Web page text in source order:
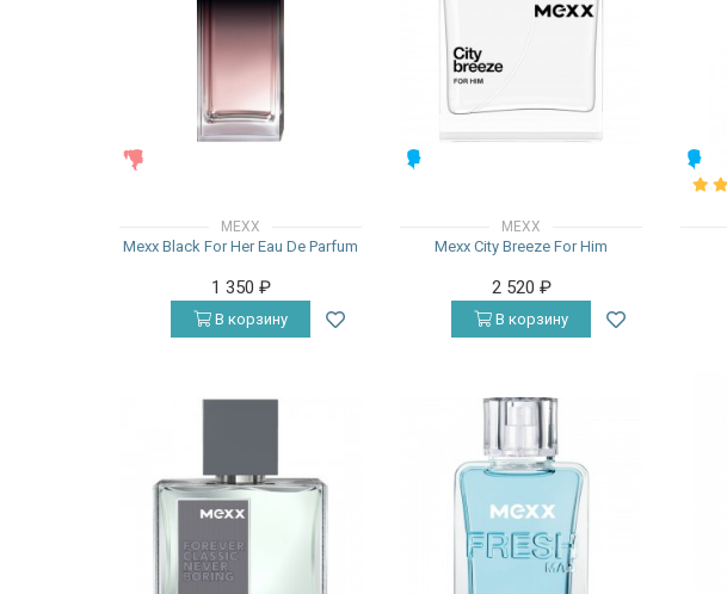
MEXX
Mexx Black For Her Eau De Parfum
1 350 ₽
В корзину
MEXX
Mexx City Breeze For Him
2 520 ₽
В корзину